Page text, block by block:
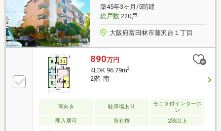
築45年3ヶ月/5階建
総戸数220戸
大阪府富田林市藤沢台１丁目
890万円
4LDK 96.79m2
2階 南
南向き 駐車場あり
モニタ付インターホ
ン
即入居可
所有権 2階以上